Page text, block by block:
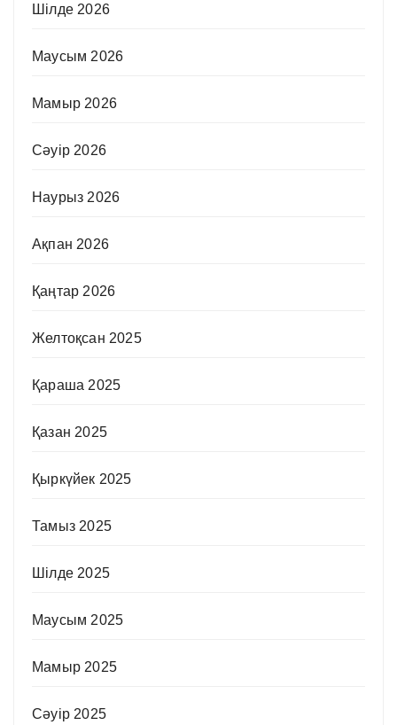
Шілде 2026
Маусым 2026
Мамыр 2026
Сәуір 2026
Наурыз 2026
Ақпан 2026
Қаңтар 2026
Желтоқсан 2025
Қараша 2025
Қазан 2025
Қыркүйек 2025
Тамыз 2025
Шілде 2025
Маусым 2025
Мамыр 2025
Сәуір 2025